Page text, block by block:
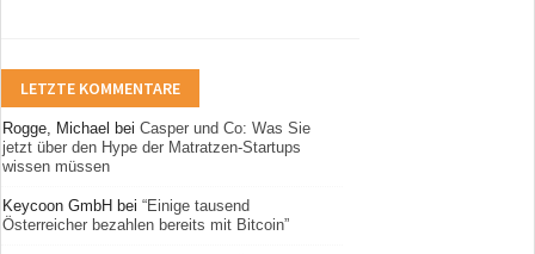
LETZTE KOMMENTARE
Rogge, Michael bei Casper und Co: Was Sie
jetzt über den Hype der Matratzen-Startups
wissen müssen
Keycoon GmbH bei “Einige tausend
Österreicher bezahlen bereits mit Bitcoin”